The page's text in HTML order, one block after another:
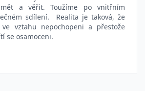
a věřit. Toužíme po vnitřním
sdílení. Realita je taková, že
vztahu nepochopeni a přestože
se osamoceni.